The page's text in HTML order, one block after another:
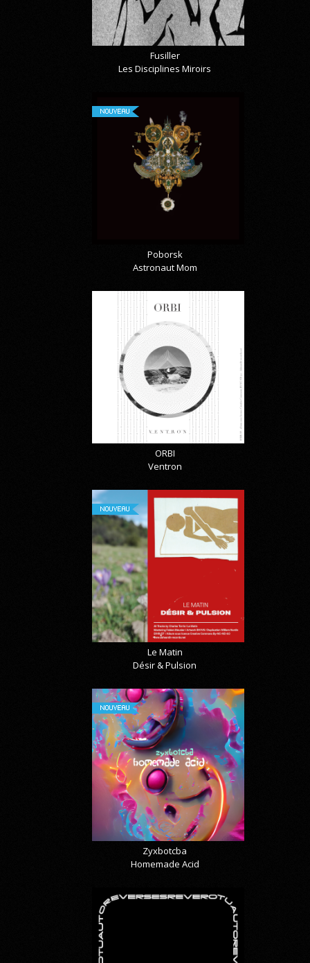
Fusiller
Les Disciplines Miroirs
NOUVEAU
Poborsk
Astronaut Mom
ORBI
Ventron
NOUVEAU
Le Matin
Désir & Pulsion
NOUVEAU
Zyxbotcba
Homemade Acid